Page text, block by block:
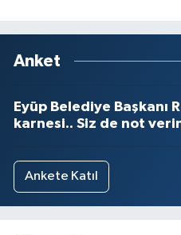
Anket
Eyüp Belediye Başkanı
karnesi.. Siz de not
Ankete Katıl